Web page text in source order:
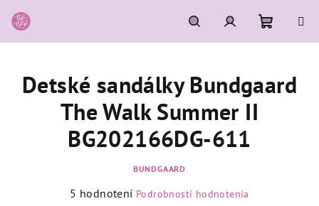
na
obsah
HľadaťPrihlásenie
košík
Detské sandálky Bundgaard
The Walk Summer II
BG202166DG-611
BUNDGAARD
Priemerné
5 hodnotení Podrobnosti hodnotenia